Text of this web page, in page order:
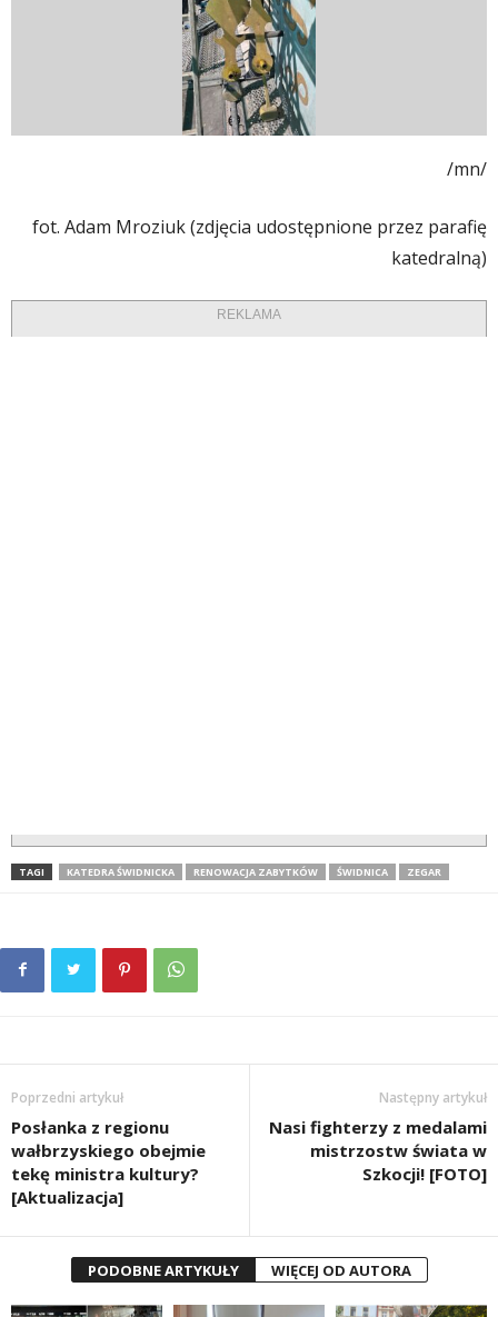
/mn/
fot. Adam Mroziuk (zdjęcia udostępnione przez parafię
katedralną)
REKLAMA
TAGI KATEDRA ŚWIDNICKA RENOWACJA ZABYTKÓW ŚWIDNICA ZEGAR
Poprzedni artykuł
Posłanka z regionu
wałbrzyskiego obejmie
tekę ministra kultury?
[Aktualizacja]
Następny artykuł
Nasi fighterzy z medalami
mistrzostw świata w
Szkocji! [FOTO]
PODOBNE ARTYKUŁY WIĘCEJ OD AUTORA